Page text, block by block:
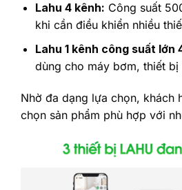
Lahu 4 kênh: Công suất
khi cần điều khiển nhiều
Lahu 1 kênh công suất lớn
dùng cho máy bơm, thiết bị
Nhờ đa dạng lựa chọn, khách
chọn sản phẩm phù hợp với